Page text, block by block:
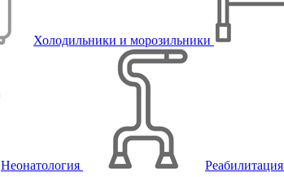
Холодильники и морозильники
Неонатология Реабилитация